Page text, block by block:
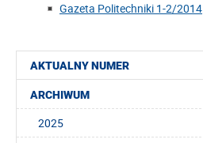
AKTUALNY NUMER
ARCHIWUM
2025
Gazeta Politechniki 1-2/2014